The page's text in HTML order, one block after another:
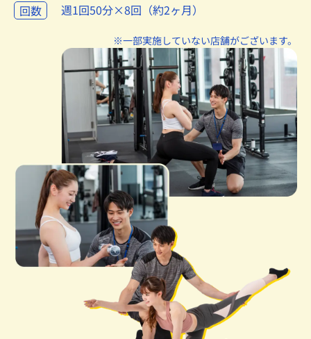
回数
週1回50分×8回（約2ヶ月）
※一部実施していない店舗がございます。